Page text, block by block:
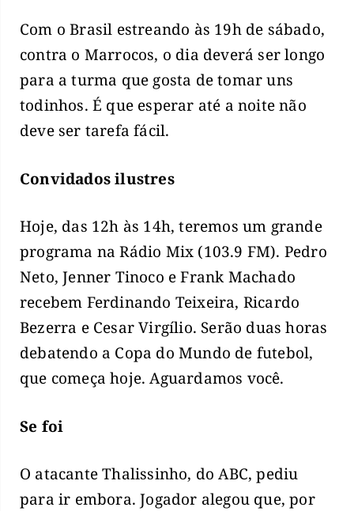
Com o Brasil estreando às 19h de sábado,
contra o Marrocos, o dia deverá ser longo
para a turma que gosta de tomar uns
todinhos. É que esperar até a noite não
deve ser tarefa fácil.
Convidados ilustres
Hoje, das 12h às 14h, teremos um grande
programa na Rádio Mix (103.9 FM). Pedro
Neto, Jenner Tinoco e Frank Machado
recebem Ferdinando Teixeira, Ricardo
Bezerra e Cesar Virgílio. Serão duas horas
debatendo a Copa do Mundo de futebol,
que começa hoje. Aguardamos você.
Se foi
O atacante Thalissinho, do ABC, pediu
para ir embora. Jogador alegou que, por